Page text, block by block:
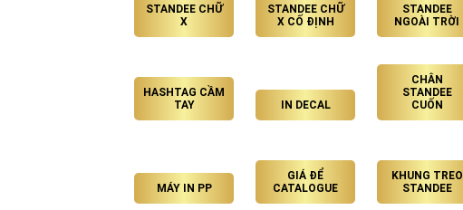
STANDEE CHỮ
X
STANDEE CHỮ
X CỐ ĐỊNH
STANDEE
NGOÀI TRỜI
HASHTAG CẦM
TAY
IN DECAL
CHÂN
STANDEE
CUỐN
MÁY IN PP
GIÁ ĐỂ
CATALOGUE
KHUNG TREO
STANDEE